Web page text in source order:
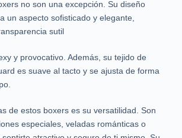
no son una excepción. Su diseño
un aspecto sofisticado y elegante,
sutil
y provocativo. Además, su tejido de
es suave al tacto y se ajusta de forma
de estos boxers es su versatilidad. Son
especiales, veladas románticas o